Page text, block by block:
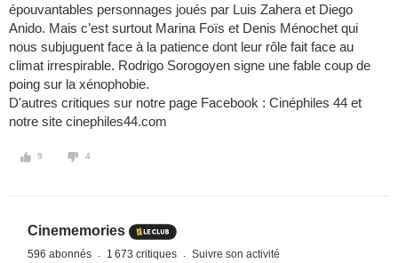
épouvantables personnages joués par Luis Zahera et Diego
Anido. Mais c’est surtout Marina Foïs et Denis Ménochet qui
nous subjuguent face à la patience dont leur rôle fait face au
climat irrespirable. Rodrigo Sorogoyen signe une fable coup de
poing sur la xénophobie.
D'autres critiques sur notre page Facebook : Cinéphiles 44 et
notre site cinephiles44.com
9 4
Cinememories
596 abonnés 1 673 critiques Suivre son activité